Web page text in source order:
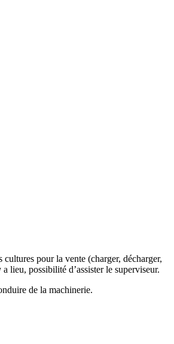
pour la vente (charger, décharger,
lieu, possibilité d’assister le superviseur.
de la machinerie.